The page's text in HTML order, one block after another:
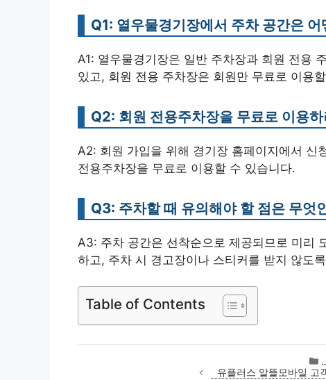
Q1: 열우물경기장에서 주차 공간은
A1: 열우물경기장은 일반 주차장과 회원 전용
있고, 회원 전용 주차장은 회원만 무료로 이용
Q2: 회원 전용주차장을 무료로 이용
A2: 회원 가입을 위해 경기장 홈페이지에서 신
전용주차장을 무료로 이용할 수 있습니다.
Q3: 주차할 때 유의해야 할 점은 무엇
A3: 주차 공간은 선착순으로 제공되므로 미리
하고, 주차 시 경고장이나 스티커를 받지 않도
Table of Contents
유플러스 알뜰모바일 고